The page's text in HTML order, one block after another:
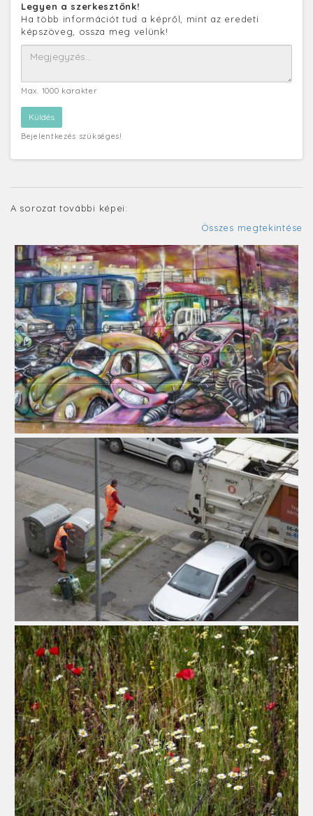
Legyen a szerkesztőnk!
Ha több információt tud a képről, mint az eredeti
képszöveg, ossza meg velünk!
Max. 1000 karakter
Bejelentkezés szükséges!
A sorozat további képei:
Összes megtekintése